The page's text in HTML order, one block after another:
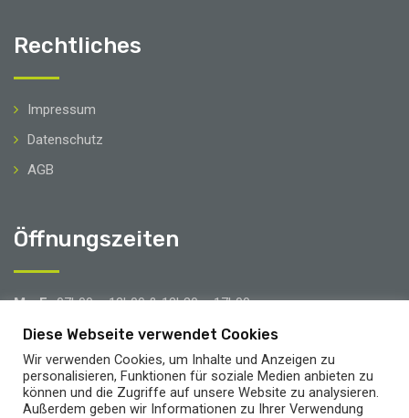
Rechtliches
Impressum
Datenschutz
AGB
Öffnungszeiten
Mo-Fr07h00 – 12h00 & 12h30 – 17h00
Sa08h00 – 12h00
Brücken- & Urlaubstage
Diese Webseite verwendet Cookies
Wir verwenden Cookies, um Inhalte und Anzeigen zu
personalisieren, Funktionen für soziale Medien anbieten zu
können und die Zugriffe auf unsere Website zu analysieren.
Außerdem geben wir Informationen zu Ihrer Verwendung